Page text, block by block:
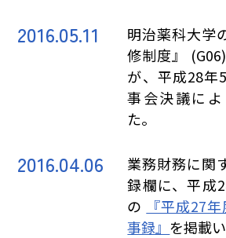
2016.05.11
明治薬科大学
修制度』
が、平成28年
事会決議に
た。
2016.04.06
業務財務に関
録欄に、平成
の
『平成27
事録』 を掲載